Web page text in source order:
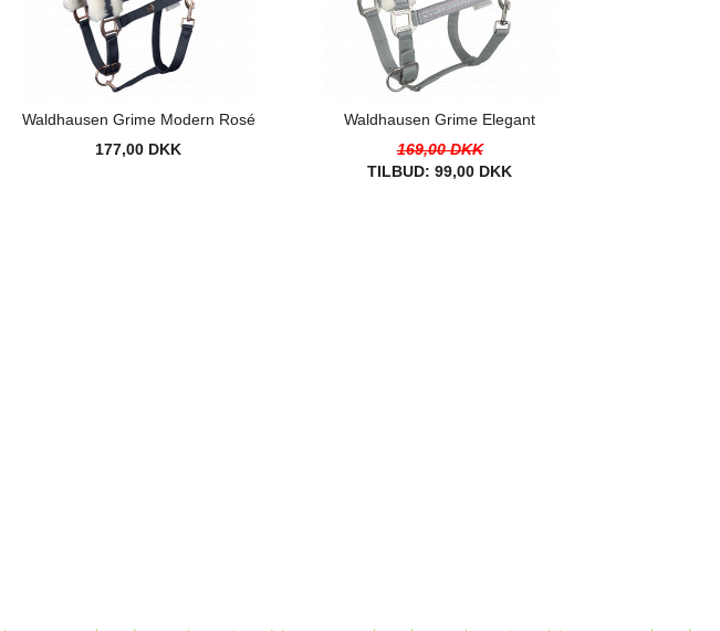
Waldhausen Grime Modern Rosé
177,00 DKK
Waldhausen Grime Elegant
169,00 DKK
TILBUD:99,00 DKK